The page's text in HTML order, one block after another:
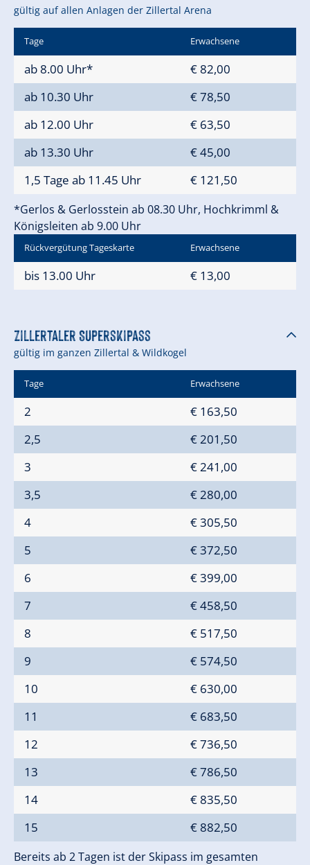
gültig auf allen Anlagen der Zillertal Arena
Tage Erwachsene
ab 8.00 Uhr*
€ 82,00
ab 10.30 Uhr
€ 78,50
ab 12.00 Uhr
€ 63,50
ab 13.30 Uhr
€ 45,00
1,5 Tage ab 11.45 Uhr
€ 121,50
*Gerlos & Gerlosstein ab 08.30 Uhr, Hochkrimml &
Königsleiten ab 9.00 Uhr
Rückvergütung Tageskarte Erwachsene
bis 13.00 Uhr € 13,00
Zillertaler Superskipass
gültig im ganzen Zillertal & Wildkogel
Tage Erwachsene
2
€ 163,50
2,5
€ 201,50
3
€ 241,00
3,5
€ 280,00
4
€ 305,50
5
€ 372,50
6
€ 399,00
7
€ 458,50
8
€ 517,50
9
€ 574,50
10
€ 630,00
11
€ 683,50
12
€ 736,50
13
€ 786,50
14
€ 835,50
15
€ 882,50
Bereits ab 2 Tagen ist der Skipass im gesamten